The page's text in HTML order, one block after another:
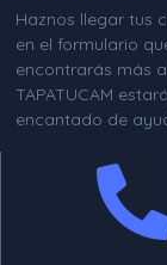
Haznos llegar tus
en el formulario
encontrarás más
TAPATUCAM estará
encantado de